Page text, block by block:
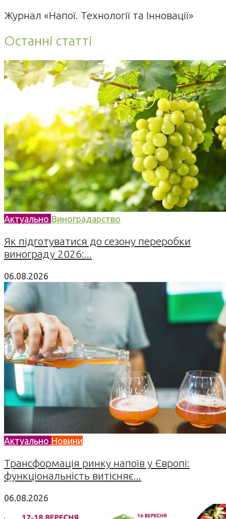
Журнал «Напої. Технології та Інновації»
Останні статті
Актуально Виноградарство
Як підготуватися до сезону переробки
винограду 2026:...
06.08.2026
Актуально Новини
Трансформація ринку напоїв у Європі:
функціональність витісняє...
06.08.2026